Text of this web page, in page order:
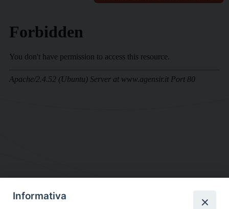
DIOCESI SUBURBICARIA DI ALBANO
Informativa